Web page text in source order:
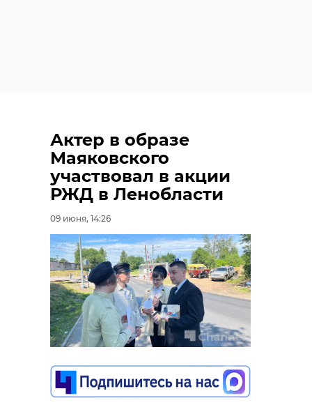
Актер в образе
Маяковского
участвовал в акции
РЖД в Ленобласти
09 июня, 14:26